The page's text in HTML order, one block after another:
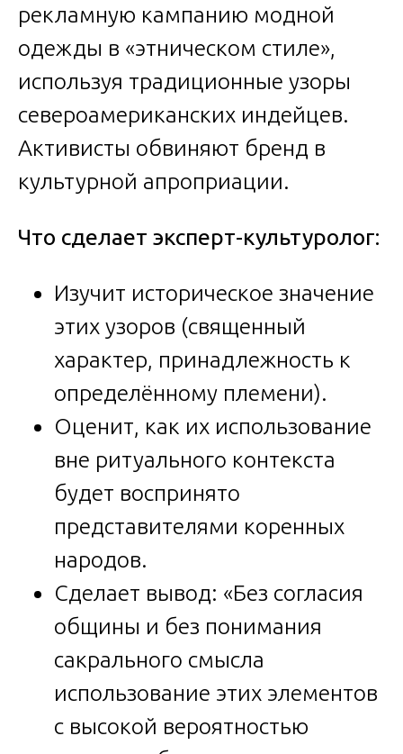
рекламную кампанию модной
одежды в «этническом стиле»,
используя традиционные узоры
североамериканских индейцев.
Активисты обвиняют бренд в
культурной апроприации.
Что сделает эксперт-культуролог:
Изучит историческое значение
этих узоров (священный
характер, принадлежность к
определённому племени).
Оценит, как их использование
вне ритуального контекста
будет воспринято
представителями коренных
народов.
Сделает вывод: «Без согласия
общины и без понимания
сакрального смысла
использование этих элементов
с высокой вероятностью